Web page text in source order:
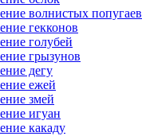
волнистых попугаев
гекконов
голубей
грызунов
дегу
ежей
змей
игуан
какаду